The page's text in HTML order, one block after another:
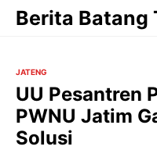
Langsung
Berita Batang
JATENG
UU Pesantren
PWNU Jatim
Solusi